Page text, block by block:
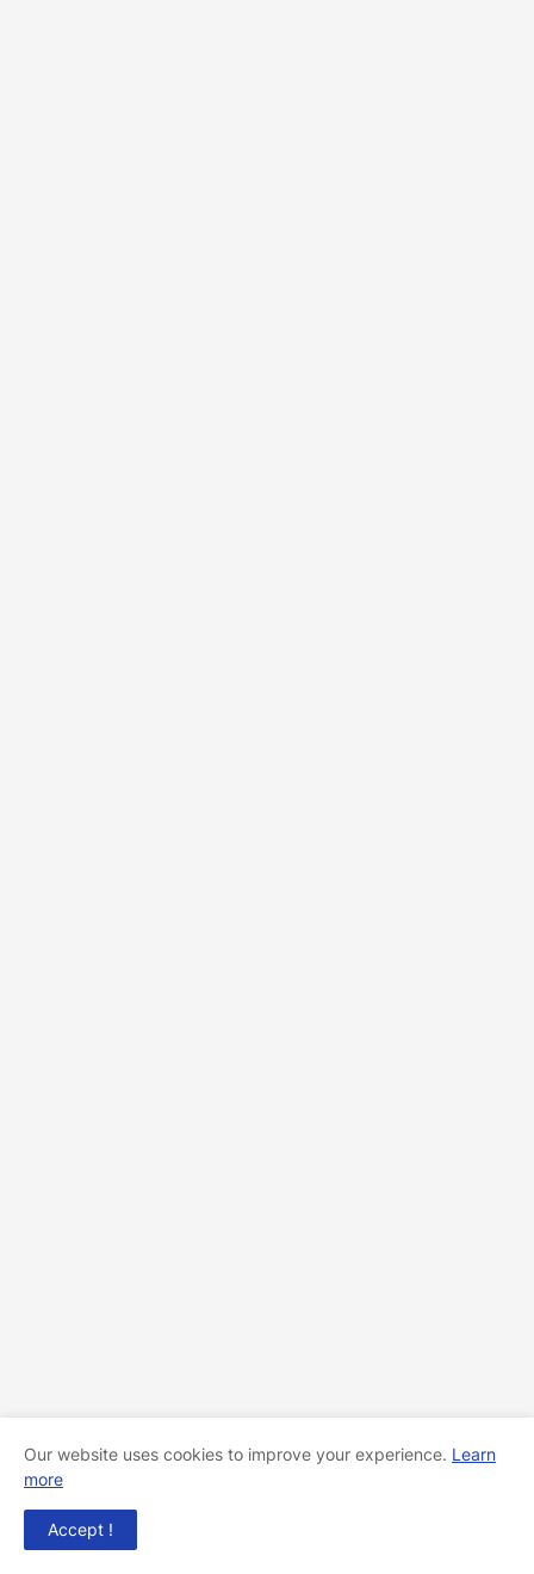
Our website uses cookies to improve your experience. Learn
more
Accept !